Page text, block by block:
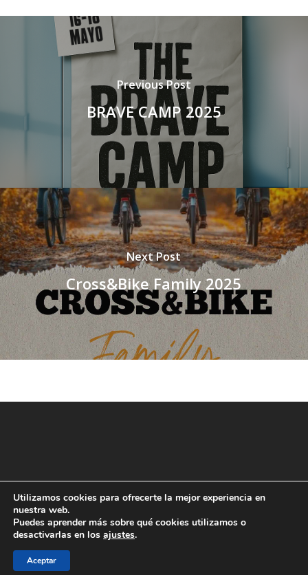
Previous Post
BRAVE CAMP 2025
Next Post
Cross&Bike Family 2025
Utilizamos cookies para ofrecerte la mejor experiencia en
nuestra web.
Puedes aprender más sobre qué cookies utilizamos o
desactivarlas en los ajustes.
Aceptar